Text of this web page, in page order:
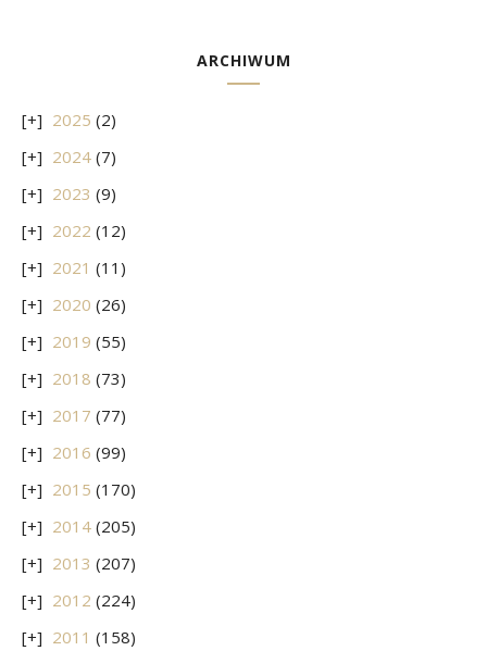
ARCHIWUM
2025 (2)
2024 (7)
2023 (9)
2022 (12)
2021 (11)
2020 (26)
2019 (55)
2018 (73)
2017 (77)
2016 (99)
2015 (170)
2014 (205)
2013 (207)
2012 (224)
2011 (158)